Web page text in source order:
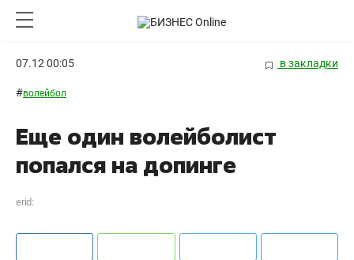
07.12 00:05 в закладки
#волейбол
Еще один волейболист
попался на допинге
erid: